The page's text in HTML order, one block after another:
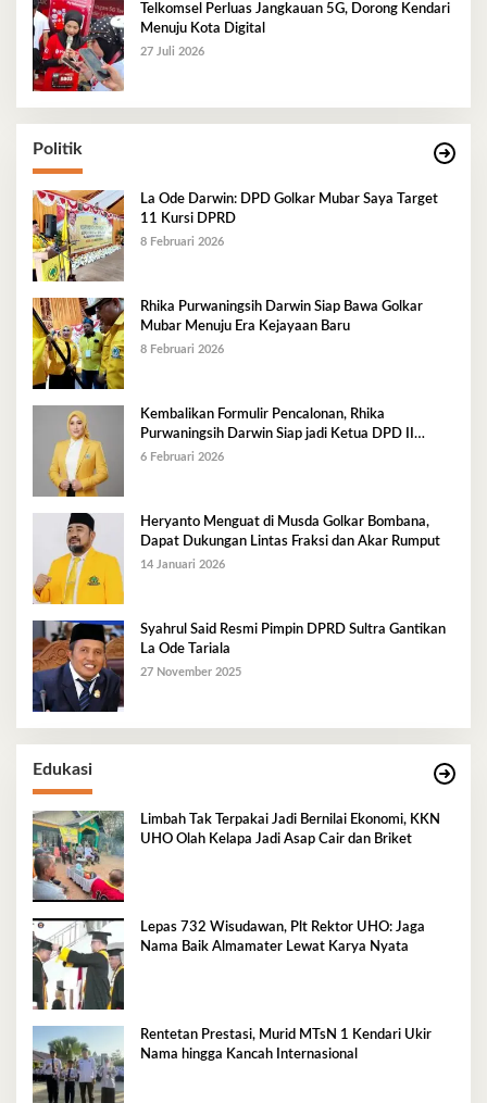
Telkomsel Perluas Jangkauan 5G, Dorong Kendari
Menuju Kota Digital
27 Juli 2026
Politik
La Ode Darwin: DPD Golkar Mubar Saya Target
11 Kursi DPRD
8 Februari 2026
Rhika Purwaningsih Darwin Siap Bawa Golkar
Mubar Menuju Era Kejayaan Baru
8 Februari 2026
Kembalikan Formulir Pencalonan, Rhika
Purwaningsih Darwin Siap jadi Ketua DPD II
Golkar Mubar
6 Februari 2026
Heryanto Menguat di Musda Golkar Bombana,
Dapat Dukungan Lintas Fraksi dan Akar Rumput
14 Januari 2026
Syahrul Said Resmi Pimpin DPRD Sultra Gantikan
La Ode Tariala
27 November 2025
Edukasi
Limbah Tak Terpakai Jadi Bernilai Ekonomi, KKN
UHO Olah Kelapa Jadi Asap Cair dan Briket
Lepas 732 Wisudawan, Plt Rektor UHO: Jaga
Nama Baik Almamater Lewat Karya Nyata
Rentetan Prestasi, Murid MTsN 1 Kendari Ukir
Nama hingga Kancah Internasional